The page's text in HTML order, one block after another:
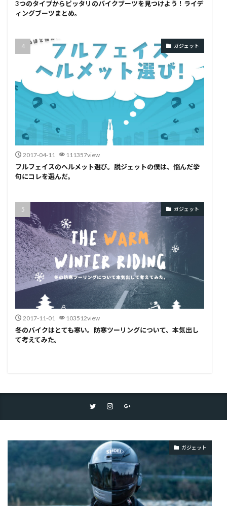
3つのタイプからピッタリのバイクブーツを見つけよう！ライデ
ィングブーツまとめ。
ガジェット
2017-04-11 111357view
フルフェイスのヘルメット選び。脱ジェットの僕は、悩んだ挙
句にコレを選んだ。
ガジェット
2017-11-01 103512view
冬のバイクはとても寒い。防寒ツーリングについて、本気出し
て考えてみた。
ガジェット